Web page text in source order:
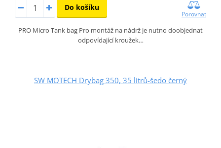
Do košíku
Porovnat
PRO Micro Tank bag Pro montáž na nádrž je nutno doobjednat
odpovídající kroužek…
SW MOTECH Drybag 350, 35 litrů-šedo černý